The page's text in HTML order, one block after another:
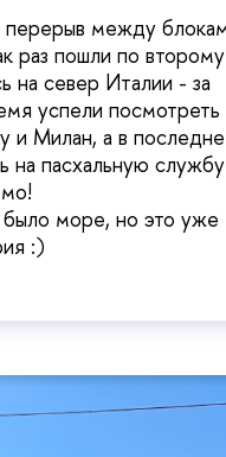
между
раз пошли по
на север Италии - за
успели посмотреть
и Милан, а в
на пасхальную
было море, но это уже
:)